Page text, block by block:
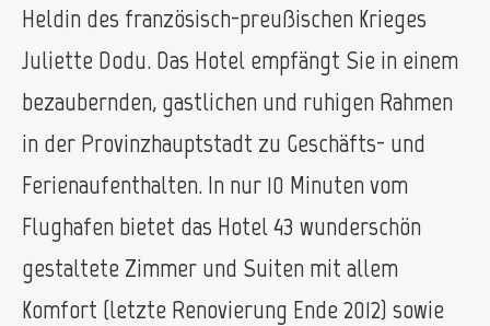
Heldin des französisch-preußischen Krieges
Juliette Dodu. Das Hotel empfängt Sie in einem
bezaubernden, gastlichen und ruhigen Rahmen
in der Provinzhauptstadt zu Geschäfts- und
Ferienaufenthalten. In nur 10 Minuten vom
Flughafen bietet das Hotel 43 wunderschön
gestaltete Zimmer und Suiten mit allem
Komfort (letzte Renovierung Ende 2012) sowie